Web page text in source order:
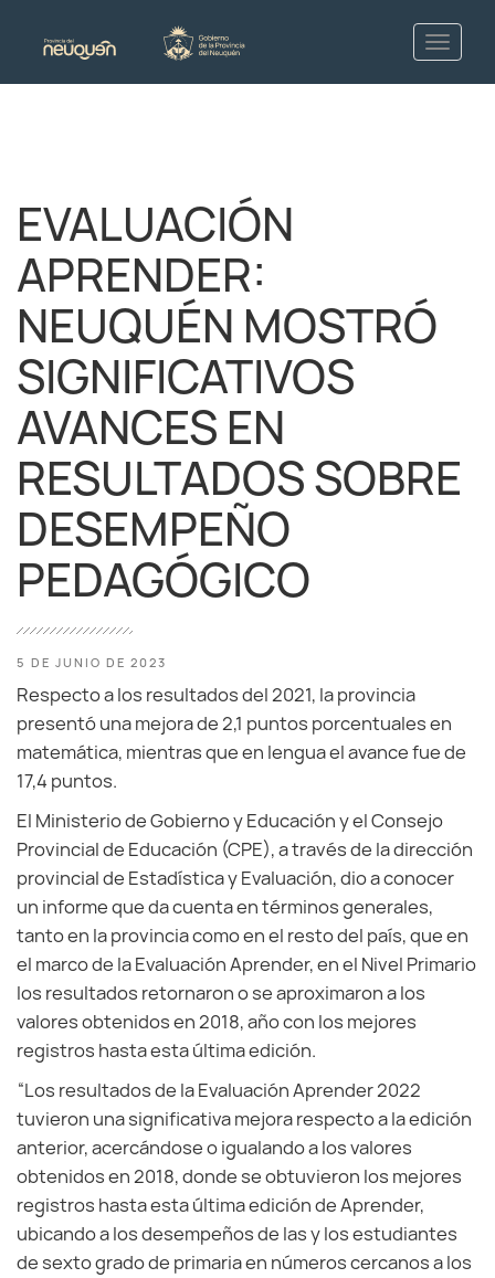
EVALUACIÓN
APRENDER:
NEUQUÉN MOSTRÓ
SIGNIFICATIVOS
AVANCES EN
RESULTADOS SOBRE
DESEMPEÑO
PEDAGÓGICO
5 DE JUNIO DE 2023
Respecto a los resultados del 2021, la provincia
presentó una mejora de 2,1 puntos porcentuales en
matemática, mientras que en lengua el avance fue de
17,4 puntos.
El Ministerio de Gobierno y Educación y el Consejo
Provincial de Educación (CPE), a través de la dirección
provincial de Estadística y Evaluación, dio a conocer
un informe que da cuenta en términos generales,
tanto en la provincia como en el resto del país, que en
el marco de la Evaluación Aprender, en el Nivel Primario
los resultados retornaron o se aproximaron a los
valores obtenidos en 2018, año con los mejores
registros hasta esta última edición.
“Los resultados de la Evaluación Aprender 2022
tuvieron una significativa mejora respecto a la edición
anterior, acercándose o igualando a los valores
obtenidos en 2018, donde se obtuvieron los mejores
registros hasta esta última edición de Aprender,
ubicando a los desempeños de las y los estudiantes
de sexto grado de primaria en números cercanos a los